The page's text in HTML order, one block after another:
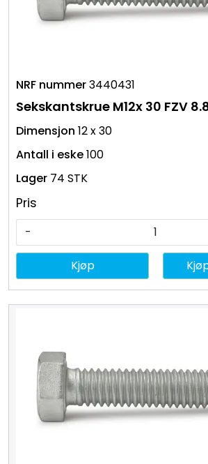
3440431
Sekskantskrue M12x 30 FZV
12 x 30
100
74 STK
Pris
-
Kjøp